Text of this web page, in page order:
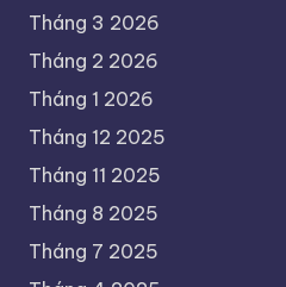
Tháng 3 2026
Tháng 2 2026
Tháng 1 2026
Tháng 12 2025
Tháng 11 2025
Tháng 8 2025
Tháng 7 2025